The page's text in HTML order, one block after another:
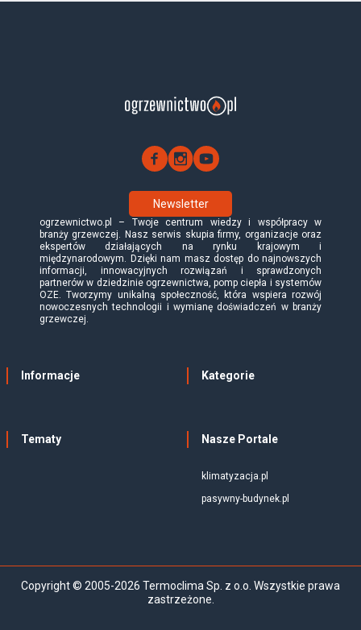
Newsletter
ogrzewnictwo.pl – Twoje centrum wiedzy i współpracy w
branży grzewczej. Nasz serwis skupia firmy, organizacje oraz
ekspertów działających na rynku krajowym i
międzynarodowym. Dzięki nam masz dostęp do najnowszych
informacji, innowacyjnych rozwiązań i sprawdzonych
partnerów w dziedzinie ogrzewnictwa, pomp ciepła i systemów
OZE. Tworzymy unikalną społeczność, która wspiera rozwój
nowoczesnych technologii i wymianę doświadczeń w branży
grzewczej.
Informacje Kategorie
Tematy Nasze Portale
klimatyzacja.pl
pasywny-budynek.pl
Copyright © 2005-2026 Termoclima Sp. z o.o. Wszystkie prawa
zastrzeżone.